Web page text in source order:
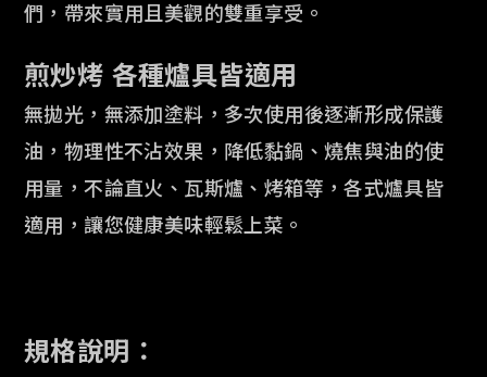
們，帶來實用且美觀的雙重享受。
煎炒烤 各種爐具皆適用
無拋光，無添加塗料，多次使用後逐漸形成保護
油，物理性不沾效果，降低黏鍋、燒焦與油的使
用量，不論直火、瓦斯爐、烤箱等，各式爐具皆
適用，讓您健康美味輕鬆上菜。
規格說明：